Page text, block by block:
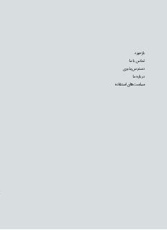
بازخورد
تماس با ما
دسترس‌پذیری
درباره ما
سیاست‌های استفاده